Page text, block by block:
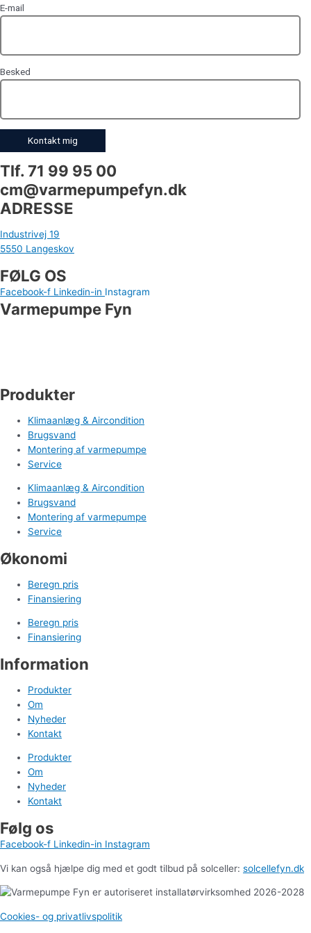
E-mail
Besked
Tlf. 71 99 95 00
cm@varmepumpefyn.dk
ADRESSE
Industrivej 19
5550 Langeskov
FØLG OS
Facebook-f Linkedin-in Instagram
Varmepumpe Fyn
Produkter
Klimaanlæg & Aircondition
Brugsvand
Montering af varmepumpe
Service
Klimaanlæg & Aircondition
Brugsvand
Montering af varmepumpe
Service
Økonomi
Beregn pris
Finansiering
Beregn pris
Finansiering
Information
Produkter
Om
Nyheder
Kontakt
Produkter
Om
Nyheder
Kontakt
Følg os
Facebook-f Linkedin-in Instagram
Vi kan også hjælpe dig med et godt tilbud på solceller: solcellefyn.dk
Cookies- og privatlivspolitik